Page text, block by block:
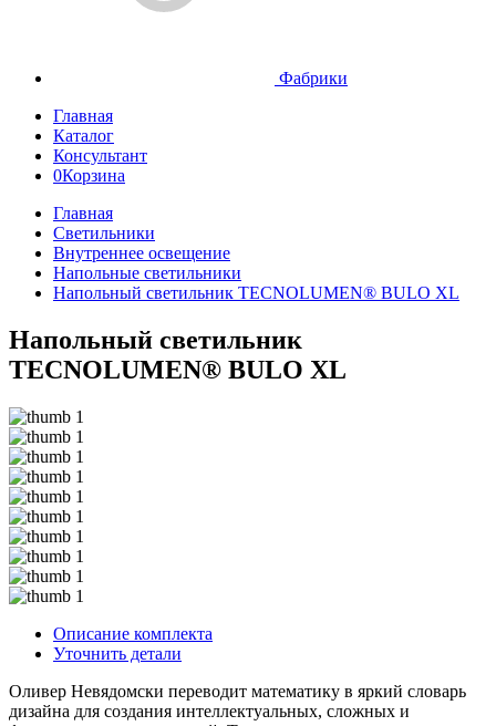
Фабрики
Главная
Каталог
Консультант
0Корзина
Главная
Светильники
Внутреннее освещение
Напольные светильники
Напольный светильник TECNOLUMEN® BULO XL
Напольный светильник
TECNOLUMEN® BULO XL
Описание комплекта
Уточнить детали
Оливер Невядомски переводит математику в яркий словарь
дизайна для создания интеллектуальных, сложных и